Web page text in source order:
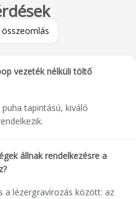
vezeték nélküli töltő
tapintású, kiváló
állnak rendelkezésre a
a lézergravírozás között: az